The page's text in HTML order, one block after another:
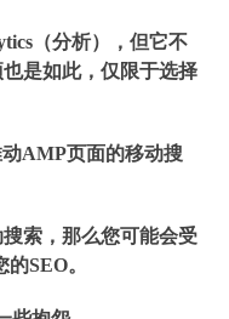
（分析），但它不
是如此，仅限于选择
AMP页面的移动搜
索，那么您可能会受
SEO。